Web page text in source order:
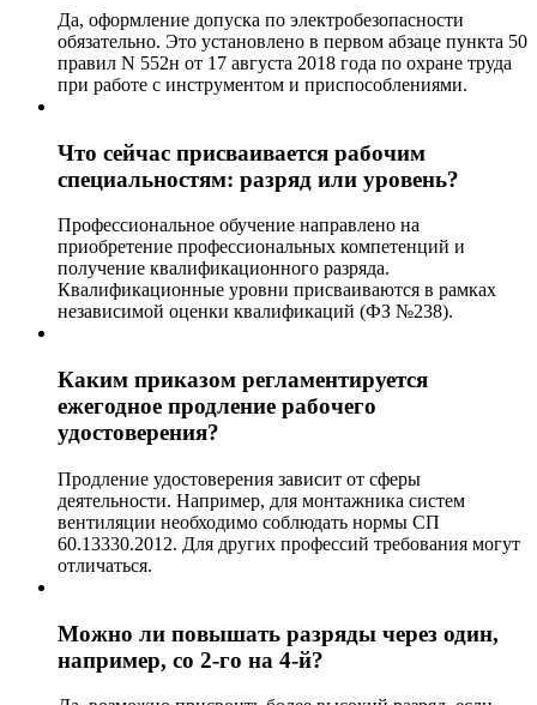
Да, оформление допуска по электробезопасности
обязательно. Это установлено в первом абзаце пункта 50
правил N 552н от 17 августа 2018 года по охране труда
при работе с инструментом и приспособлениями.
Что сейчас присваивается рабочим
специальностям: разряд или уровень?
Профессиональное обучение направлено на
приобретение профессиональных компетенций и
получение квалификационного разряда.
Квалификационные уровни присваиваются в рамках
независимой оценки квалификаций (ФЗ №238).
Каким приказом регламентируется
ежегодное продление рабочего
удостоверения?
Продление удостоверения зависит от сферы
деятельности. Например, для монтажника систем
вентиляции необходимо соблюдать нормы СП
60.13330.2012. Для других профессий требования могут
отличаться.
Можно ли повышать разряды через один,
например, со 2-го на 4-й?